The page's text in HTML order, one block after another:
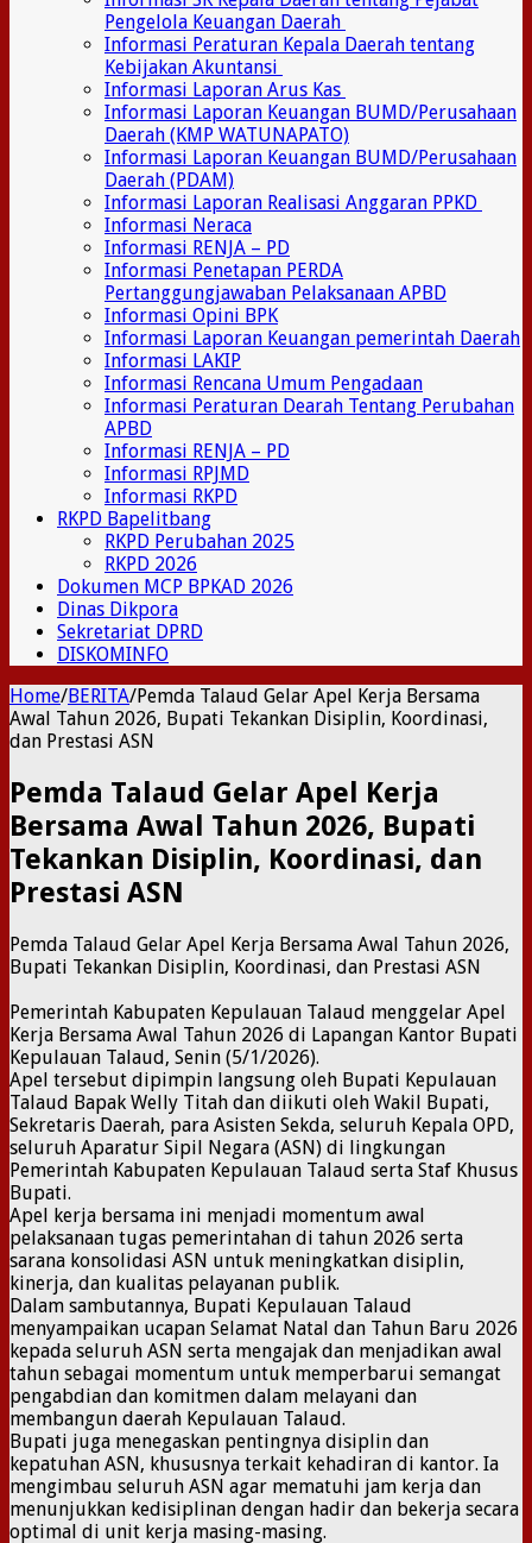
Pengelola Keuangan Daerah
Informasi Peraturan Kepala Daerah tentang
Kebijakan Akuntansi
Informasi Laporan Arus Kas
Informasi Laporan Keuangan BUMD/Perusahaan
Daerah (KMP WATUNAPATO)
Informasi Laporan Keuangan BUMD/Perusahaan
Daerah (PDAM)
Informasi Laporan Realisasi Anggaran PPKD
Informasi Neraca
Informasi RENJA – PD
Informasi Penetapan PERDA
Pertanggungjawaban Pelaksanaan APBD
Informasi Opini BPK
Informasi Laporan Keuangan pemerintah Daerah
Informasi LAKIP
Informasi Rencana Umum Pengadaan
Informasi Peraturan Dearah Tentang Perubahan
APBD
Informasi RENJA – PD
Informasi RPJMD
Informasi RKPD
RKPD Bapelitbang
RKPD Perubahan 2025
RKPD 2026
Dokumen MCP BPKAD 2026
Dinas Dikpora
Sekretariat DPRD
DISKOMINFO
Home/BERITA/Pemda Talaud Gelar Apel Kerja Bersama
Awal Tahun 2026, Bupati Tekankan Disiplin, Koordinasi,
dan Prestasi ASN
Pemda Talaud Gelar Apel Kerja
Bersama Awal Tahun 2026, Bupati
Tekankan Disiplin, Koordinasi, dan
Prestasi ASN
Pemda Talaud Gelar Apel Kerja Bersama Awal Tahun 2026,
Bupati Tekankan Disiplin, Koordinasi, dan Prestasi ASN
Pemerintah Kabupaten Kepulauan Talaud menggelar Apel
Kerja Bersama Awal Tahun 2026 di Lapangan Kantor Bupati
Kepulauan Talaud, Senin (5/1/2026).
Apel tersebut dipimpin langsung oleh Bupati Kepulauan
Talaud Bapak Welly Titah dan diikuti oleh Wakil Bupati,
Sekretaris Daerah, para Asisten Sekda, seluruh Kepala OPD,
seluruh Aparatur Sipil Negara (ASN) di lingkungan
Pemerintah Kabupaten Kepulauan Talaud serta Staf Khusus
Bupati.
Apel kerja bersama ini menjadi momentum awal
pelaksanaan tugas pemerintahan di tahun 2026 serta
sarana konsolidasi ASN untuk meningkatkan disiplin,
kinerja, dan kualitas pelayanan publik.
Dalam sambutannya, Bupati Kepulauan Talaud
menyampaikan ucapan Selamat Natal dan Tahun Baru 2026
kepada seluruh ASN serta mengajak dan menjadikan awal
tahun sebagai momentum untuk memperbarui semangat
pengabdian dan komitmen dalam melayani dan
membangun daerah Kepulauan Talaud.
Bupati juga menegaskan pentingnya disiplin dan
kepatuhan ASN, khususnya terkait kehadiran di kantor. Ia
mengimbau seluruh ASN agar mematuhi jam kerja dan
menunjukkan kedisiplinan dengan hadir dan bekerja secara
optimal di unit kerja masing-masing.